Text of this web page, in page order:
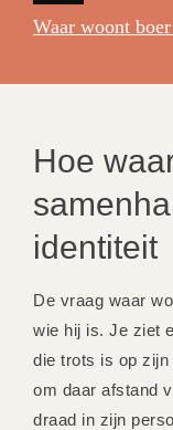
Waar woont
Hoe
identiteit
De vraag waar
wie hij is. Je ziet
die trots is op zijn
om daar afstand
draad in zijn